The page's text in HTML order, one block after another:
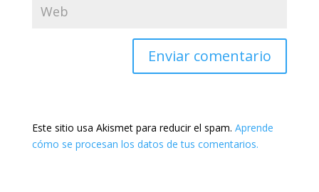
Este sitio usa Akismet para reducir el spam. Aprende
cómo se procesan los datos de tus comentarios.